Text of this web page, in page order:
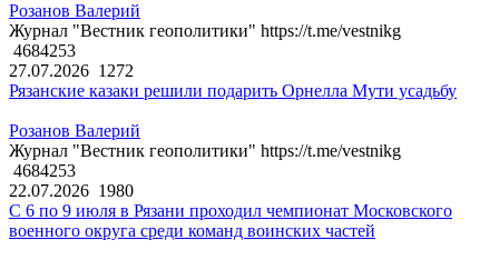
Розанов Валерий
Журнал "Вестник геополитики" https://t.me/vestnikg
4684253
27.07.2026 1272
Рязанские казаки решили подарить Орнелла Мути усадьбу
Розанов Валерий
Журнал "Вестник геополитики" https://t.me/vestnikg
4684253
22.07.2026 1980
С 6 по 9 июля в Рязани проходил чемпионат Московского
военного округа среди команд воинских частей